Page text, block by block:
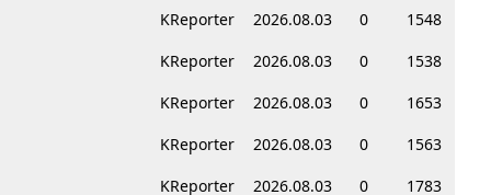
KReporter
2026.08.03 0
1548
KReporter
2026.08.03 0
1538
KReporter
2026.08.03 0
1653
KReporter
2026.08.03 0
1563
KReporter
2026.08.03 0
1783